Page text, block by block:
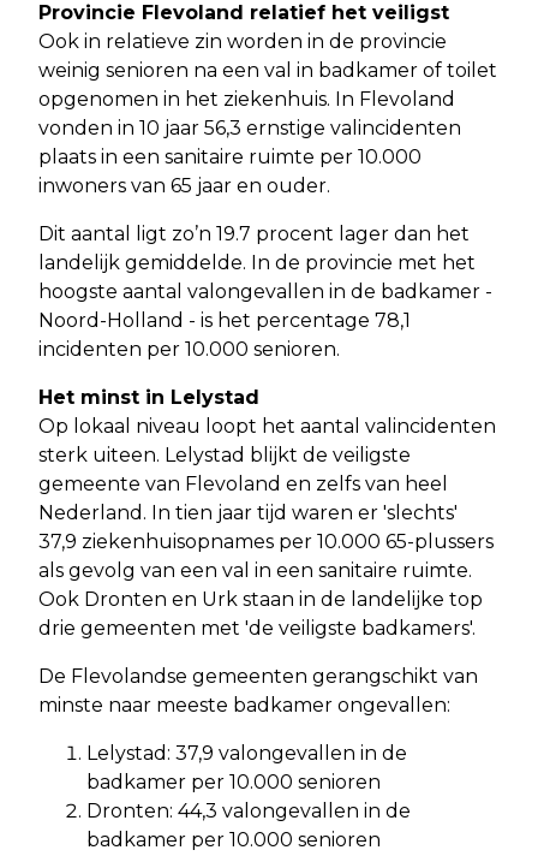
Provincie Flevoland relatief het veiligst
Ook in relatieve zin worden in de provincie
weinig senioren na een val in badkamer of toilet
opgenomen in het ziekenhuis. In Flevoland
vonden in 10 jaar 56,3 ernstige valincidenten
plaats in een sanitaire ruimte per 10.000
inwoners van 65 jaar en ouder.
Dit aantal ligt zo’n 19.7 procent lager dan het
landelijk gemiddelde. In de provincie met het
hoogste aantal valongevallen in de badkamer -
Noord-Holland - is het percentage 78,1
incidenten per 10.000 senioren.
Het minst in Lelystad
Op lokaal niveau loopt het aantal valincidenten
sterk uiteen. Lelystad blijkt de veiligste
gemeente van Flevoland en zelfs van heel
Nederland. In tien jaar tijd waren er 'slechts'
37,9 ziekenhuisopnames per 10.000 65-plussers
als gevolg van een val in een sanitaire ruimte.
Ook Dronten en Urk staan in de landelijke top
drie gemeenten met 'de veiligste badkamers'.
De Flevolandse gemeenten gerangschikt van
minste naar meeste badkamer ongevallen:
Lelystad: 37,9 valongevallen in de
badkamer per 10.000 senioren
Dronten: 44,3 valongevallen in de
badkamer per 10.000 senioren